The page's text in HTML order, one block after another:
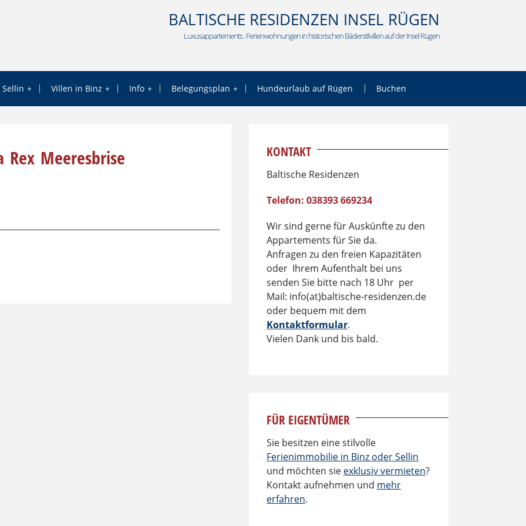
BALTISCHE RESIDENZEN INSEL RÜGEN
Luxusappartements . Ferienwohnungen in historischen Bäderstilvillen auf der Insel Rügen
Villen in Binz Info Belegungsplan Hundeurlaub auf Rügen Buchen
KONTAKT
Baltische Residenzen
Telefon: 038393 669234
Wir sind gerne für Auskünfte zu den
Appartements für Sie da.
Anfragen zu den freien Kapazitäten
oder Ihrem Aufenthalt bei uns
senden Sie bitte nach 18 Uhr per
Mail: info(at)baltische-residenzen.de
oder bequem mit dem
Kontaktformular.
Vielen Dank und bis bald.
FÜR EIGENTÜMER
Sie besitzen eine stilvolle
Ferienimmobilie in Binz oder Sellin
und möchten sie exklusiv vermieten?
Kontakt aufnehmen und mehr
erfahren.